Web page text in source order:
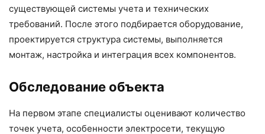
существующей системы учета и технических
требований. После этого подбирается оборудование,
проектируется структура системы, выполняется
монтаж, настройка и интеграция всех компонентов.
Обследование объекта
На первом этапе специалисты оценивают количество
точек учета, особенности электросети, текущую